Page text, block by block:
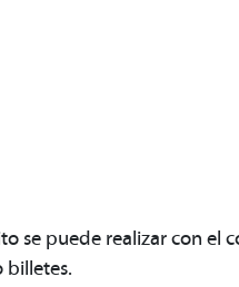
se puede realizar con el
billetes.